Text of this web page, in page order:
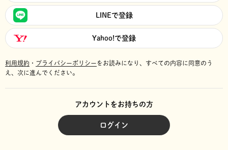
LINEで登録
Yahoo!で登録
利用規約 ・ プライバシーポリシーをお読みになり、 すべての内容に同意のう
え、次に進んでください。
アカウントをお持ちの方
ログイン